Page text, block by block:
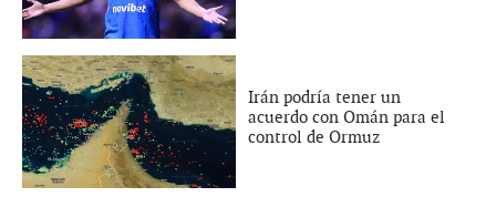
Irán podría tener un
acuerdo con Omán para el
control de Ormuz